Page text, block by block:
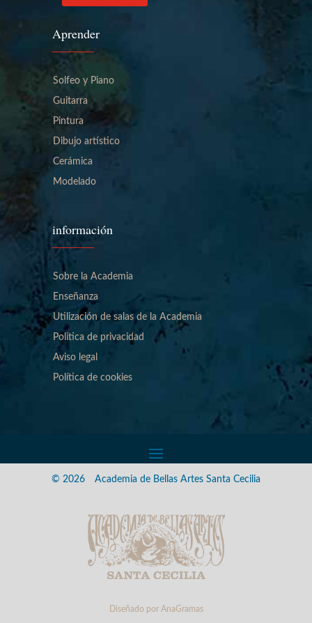
Aprender
Solfeo y Piano
Guitarra
Pintura
Dibujo artístico
Cerámica
Modelado
información
Sobre la Academia
Enseñanza
Utilización de salas de la Academia
Política de privacidad
Aviso legal
Política de cookies
© 2026 Academia de Bellas Artes Santa Cecilia
Diseñado por AnaGramas